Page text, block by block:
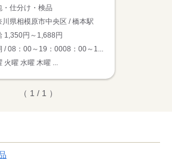
・仕分け・検品
川県相模原市中央区 / 橋本駅
1,350円～1,688円
/ 08：00～19：0008：00～1...
火曜 水曜 木曜 ...
（ 1 / 1 ）